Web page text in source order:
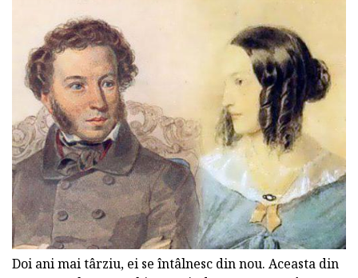
Doi ani mai târziu, ei se întâlnesc din nou. Aceasta din